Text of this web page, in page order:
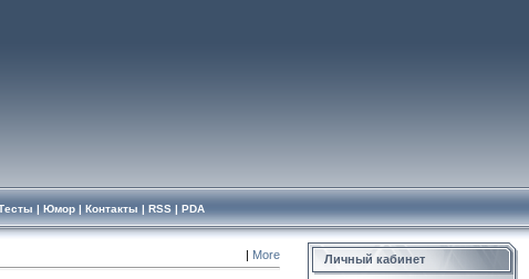
| Юмор| Контакты | RSS| PDA
| More Личный кабинет